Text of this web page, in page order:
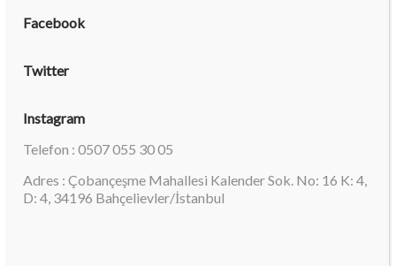
Facebook
Twitter
Instagram
Telefon : 0507 055 30 05
Adres : Çobançeşme Mahallesi Kalender Sok. No: 16 K: 4,
D: 4, 34196 Bahçelievler/İstanbul